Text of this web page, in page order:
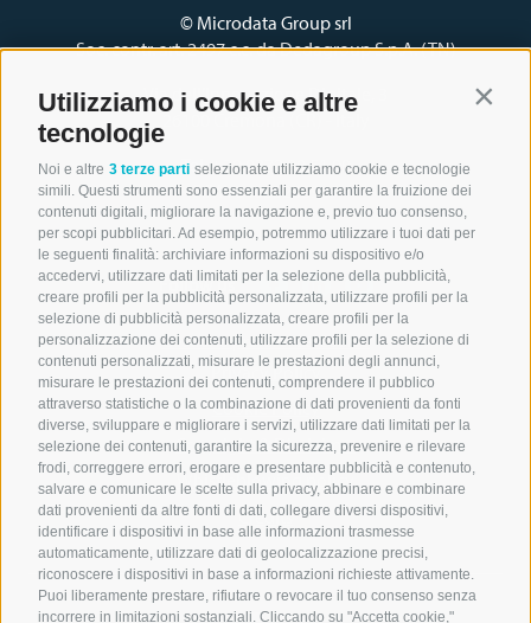
Utilizziamo i cookie e altre
tecnologie
Noi e altre 3 terze parti selezionate utilizziamo cookie e tecnologie
simili. Questi strumenti sono essenziali per garantire la fruizione dei
contenuti digitali, migliorare la navigazione e, previo tuo consenso,
per scopi pubblicitari. Ad esempio, potremmo utilizzare i tuoi dati per
le seguenti finalità: archiviare informazioni su dispositivo e/o
accedervi, utilizzare dati limitati per la selezione della pubblicità,
creare profili per la pubblicità personalizzata, utilizzare profili per la
selezione di pubblicità personalizzata, creare profili per la
personalizzazione dei contenuti, utilizzare profili per la selezione di
contenuti personalizzati, misurare le prestazioni degli annunci,
misurare le prestazioni dei contenuti, comprendere il pubblico
attraverso statistiche o la combinazione di dati provenienti da fonti
diverse, sviluppare e migliorare i servizi, utilizzare dati limitati per la
selezione dei contenuti, garantire la sicurezza, prevenire e rilevare
frodi, correggere errori, erogare e presentare pubblicità e contenuto,
salvare e comunicare le scelte sulla privacy, abbinare e combinare
dati provenienti da altre fonti di dati, collegare diversi dispositivi,
identificare i dispositivi in base alle informazioni trasmesse
automaticamente, utilizzare dati di geolocalizzazione precisi,
riconoscere i dispositivi in base a informazioni richieste attivamente.
Puoi liberamente prestare, rifiutare o revocare il tuo consenso senza
incorrere in limitazioni sostanziali. Cliccando su "Accetta cookie,"
© Microdata Group srl
Soc. contr. art. 2497 c.c. da Dedagroup S.p.A. (TN)
Via dell’Innovazione Digitale, 3
26100 Cremona (CR) - Italy
Tel. +39 0372.80.51.00
P.IVA 04623280965
Gestione preferenze Cookie
Privacy Policy
Cookie Policy
Copyright & Disclaimer
Whistleblowing policy
Credits
Follow us